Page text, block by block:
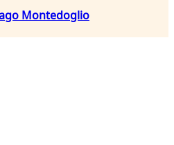
Montedoglio